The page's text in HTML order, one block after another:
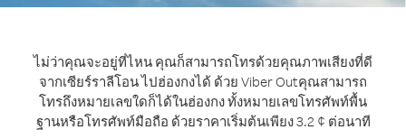
ไม่ว่าคุณจะอยู่ที่ไหน คุณก็สามารถโทรด้วยคุณภาพเสียงที่ดี
จากเซียร์ราลีโอน ไปฮ่องกงได้ ด้วย Viber Outคุณสามารถ
โทรถึงหมายเลขใดก็ได้ในฮ่องกง ทั้งหมายเลขโทรศัพท์พื้น
ฐานหรือโทรศัพท์มือถือ ด้วยราคาเริ่มต้นเพียง 3.2 ¢ ต่อนาที